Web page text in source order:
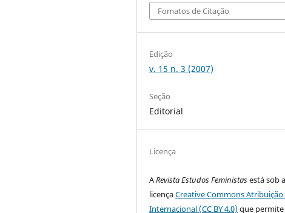
Fomatos de Citação
Edição
v. 15 n. 3 (2007)
Seção
Editorial
Licença
ARevista Estudos Feministasestá sob a
licençaCreative Commons Atribuição
Internacional (CC BY 4.0) que